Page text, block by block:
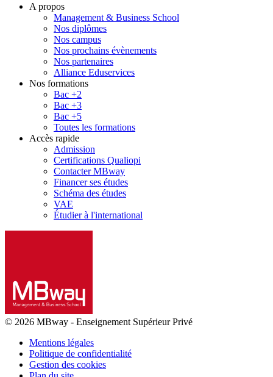
A propos
Management & Business School
Nos diplômes
Nos campus
Nos prochains évènements
Nos partenaires
Alliance Eduservices
Nos formations
Bac +2
Bac +3
Bac +5
Toutes les formations
Accès rapide
Admission
Certifications Qualiopi
Contacter MBway
Financer ses études
Schéma des études
VAE
Étudier à l'international
© 2026 MBway - Enseignement Supérieur Privé
Mentions légales
Politique de confidentialité
Gestion des cookies